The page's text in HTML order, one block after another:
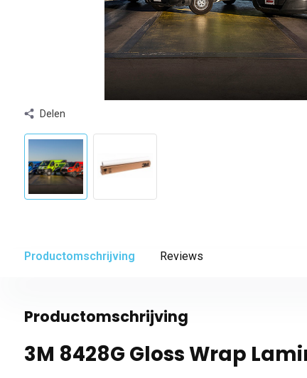
Delen
Productomschrijving Reviews
Productomschrijving
3M 8428G Gloss Wrap